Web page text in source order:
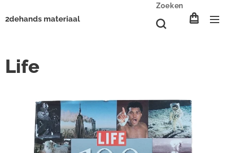
2dehands materiaal
Zoeken
Life